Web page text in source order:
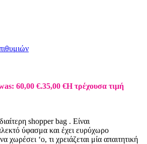
60,00 €.35,00 €Η τρέχουσα τιμή
shopper bag . Είναι
ύφασμα και έχει ευρύχωρο
χωρέσει ‘ο, τι χρειάζεται μία απαιτητική